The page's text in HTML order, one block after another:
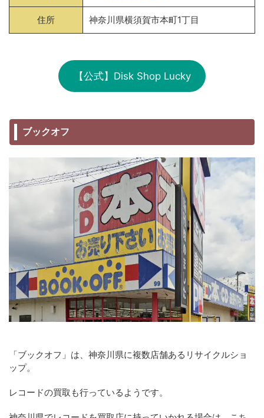
住所 神奈川県横須賀市本町1丁目
【公式】Disk Shop Lucky
ブックオフ
「ブックオフ」は、神奈川県に複数店舗あるリサイクルショ
ップ。
レコードの買取も行っているようです。